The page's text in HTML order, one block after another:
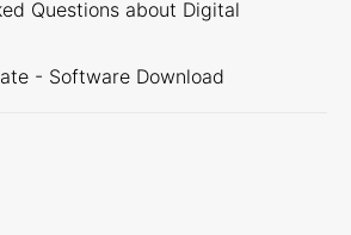
Questions about Digital
- Software Download